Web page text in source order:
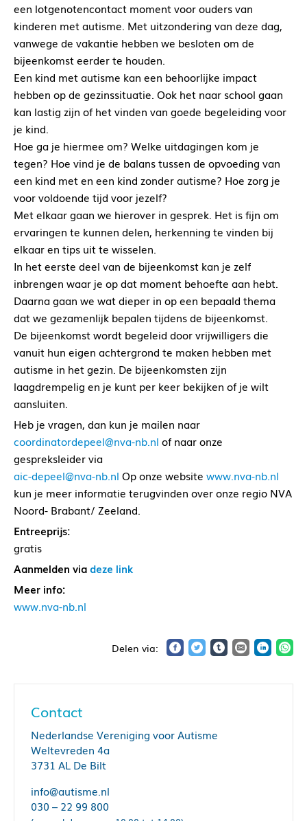
een lotgenotencontact moment voor ouders van
kinderen met autisme. Met uitzondering van deze dag,
vanwege de vakantie hebben we besloten om de
bijeenkomst eerder te houden.
Een kind met autisme kan een behoorlijke impact
hebben op de gezinssituatie. Ook het naar school gaan
kan lastig zijn of het vinden van goede begeleiding voor
je kind.
Hoe ga je hiermee om? Welke uitdagingen kom je
tegen? Hoe vind je de balans tussen de opvoeding van
een kind met en een kind zonder autisme? Hoe zorg je
voor voldoende tijd voor jezelf?
Met elkaar gaan we hierover in gesprek. Het is fijn om
ervaringen te kunnen delen, herkenning te vinden bij
elkaar en tips uit te wisselen.
In het eerste deel van de bijeenkomst kan je zelf
inbrengen waar je op dat moment behoefte aan hebt.
Daarna gaan we wat dieper in op een bepaald thema
dat we gezamenlijk bepalen tijdens de bijeenkomst.
De bijeenkomst wordt begeleid door vrijwilligers die
vanuit hun eigen achtergrond te maken hebben met
autisme in het gezin. De bijeenkomsten zijn
laagdrempelig en je kunt per keer bekijken of je wilt
aansluiten.
Heb je vragen, dan kun je mailen naar
coordinatordepeel@nva-nb.nl of naar onze
gespreksleider via
aic-depeel@nva-nb.nl Op onze website www.nva-nb.nl
kun je meer informatie terugvinden over onze regio NVA
Noord- Brabant/ Zeeland.
Entreeprijs:
gratis
Aanmelden viadeze link
Meer info:
www.nva-nb.nl
Contact
Nederlandse Vereniging voor Autisme
Weltevreden 4a
3731 AL De Bilt
info@autisme.nl
030 – 22 99 800